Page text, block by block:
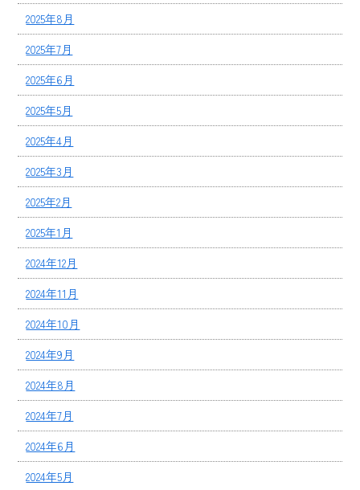
2025年8月
2025年7月
2025年6月
2025年5月
2025年4月
2025年3月
2025年2月
2025年1月
2024年12月
2024年11月
2024年10月
2024年9月
2024年8月
2024年7月
2024年6月
2024年5月